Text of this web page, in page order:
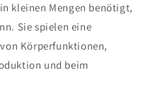
kleinen Mengen benötigt,
Sie spielen eine
Körperfunktionen,
und beim